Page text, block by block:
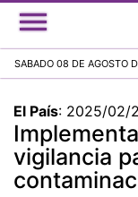
SABADO 08 DE AGOSTO
El País: 2025/02/
vigilancia